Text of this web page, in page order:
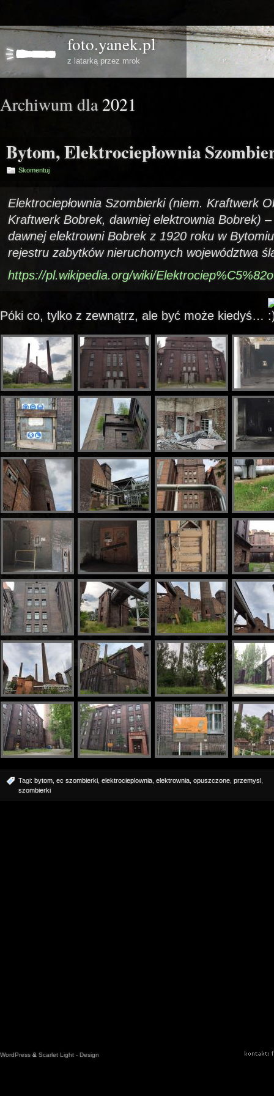
foto.yanek.pl
z latarką przez mrok
Archiwum dla2021
Bytom, Elektrociepłownia
Skomentuj
Elektrociepłownia Szombierki (niem. Kraftwerk
Kraftwerk Bobrek, dawniej elektrownia Bobrek) –
dawnej elektrowni Bobrek z 1920 roku w
rejestru zabytków nieruchomych województwa
https://pl.wikipedia.org/wiki/
Póki co, tylko z zewnątrz, ale być może kiedyś…
Tagi: bytom ec szombierki elektrocieplownia elektrownia opuszczone przemysl
szombierki
WordPress & Scarlet Light - Design